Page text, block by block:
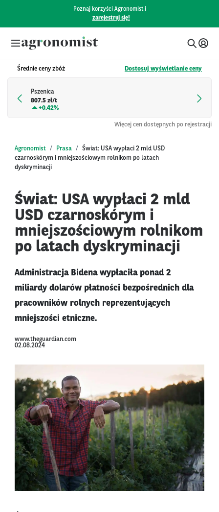
Poznaj korzyści Agronomist i
zarejestruj się!
Średnie ceny zbóż Dostosuj wyświetlanie ceny
Pszenica
807.5 zł/t
+0.42%
Więcej cen dostępnych po rejestracji
Agronomist Prasa
Świat: USA wypłaci 2 mld USD
czarnoskórym i mniejszościowym rolnikom po latach
dyskryminacji
Świat: USA wypłaci 2 mld
USD czarnoskórym i
mniejszościowym rolnikom
po latach dyskryminacji
Administracja Bidena wypłaciła ponad 2
miliardy dolarów płatności bezpośrednich dla
pracowników rolnych reprezentujących
mniejszości etniczne.
www.theguardian.com
02.08.2024